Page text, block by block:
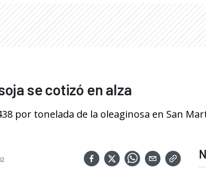
se cotizó en alza
por tonelada de la oleaginosa en San